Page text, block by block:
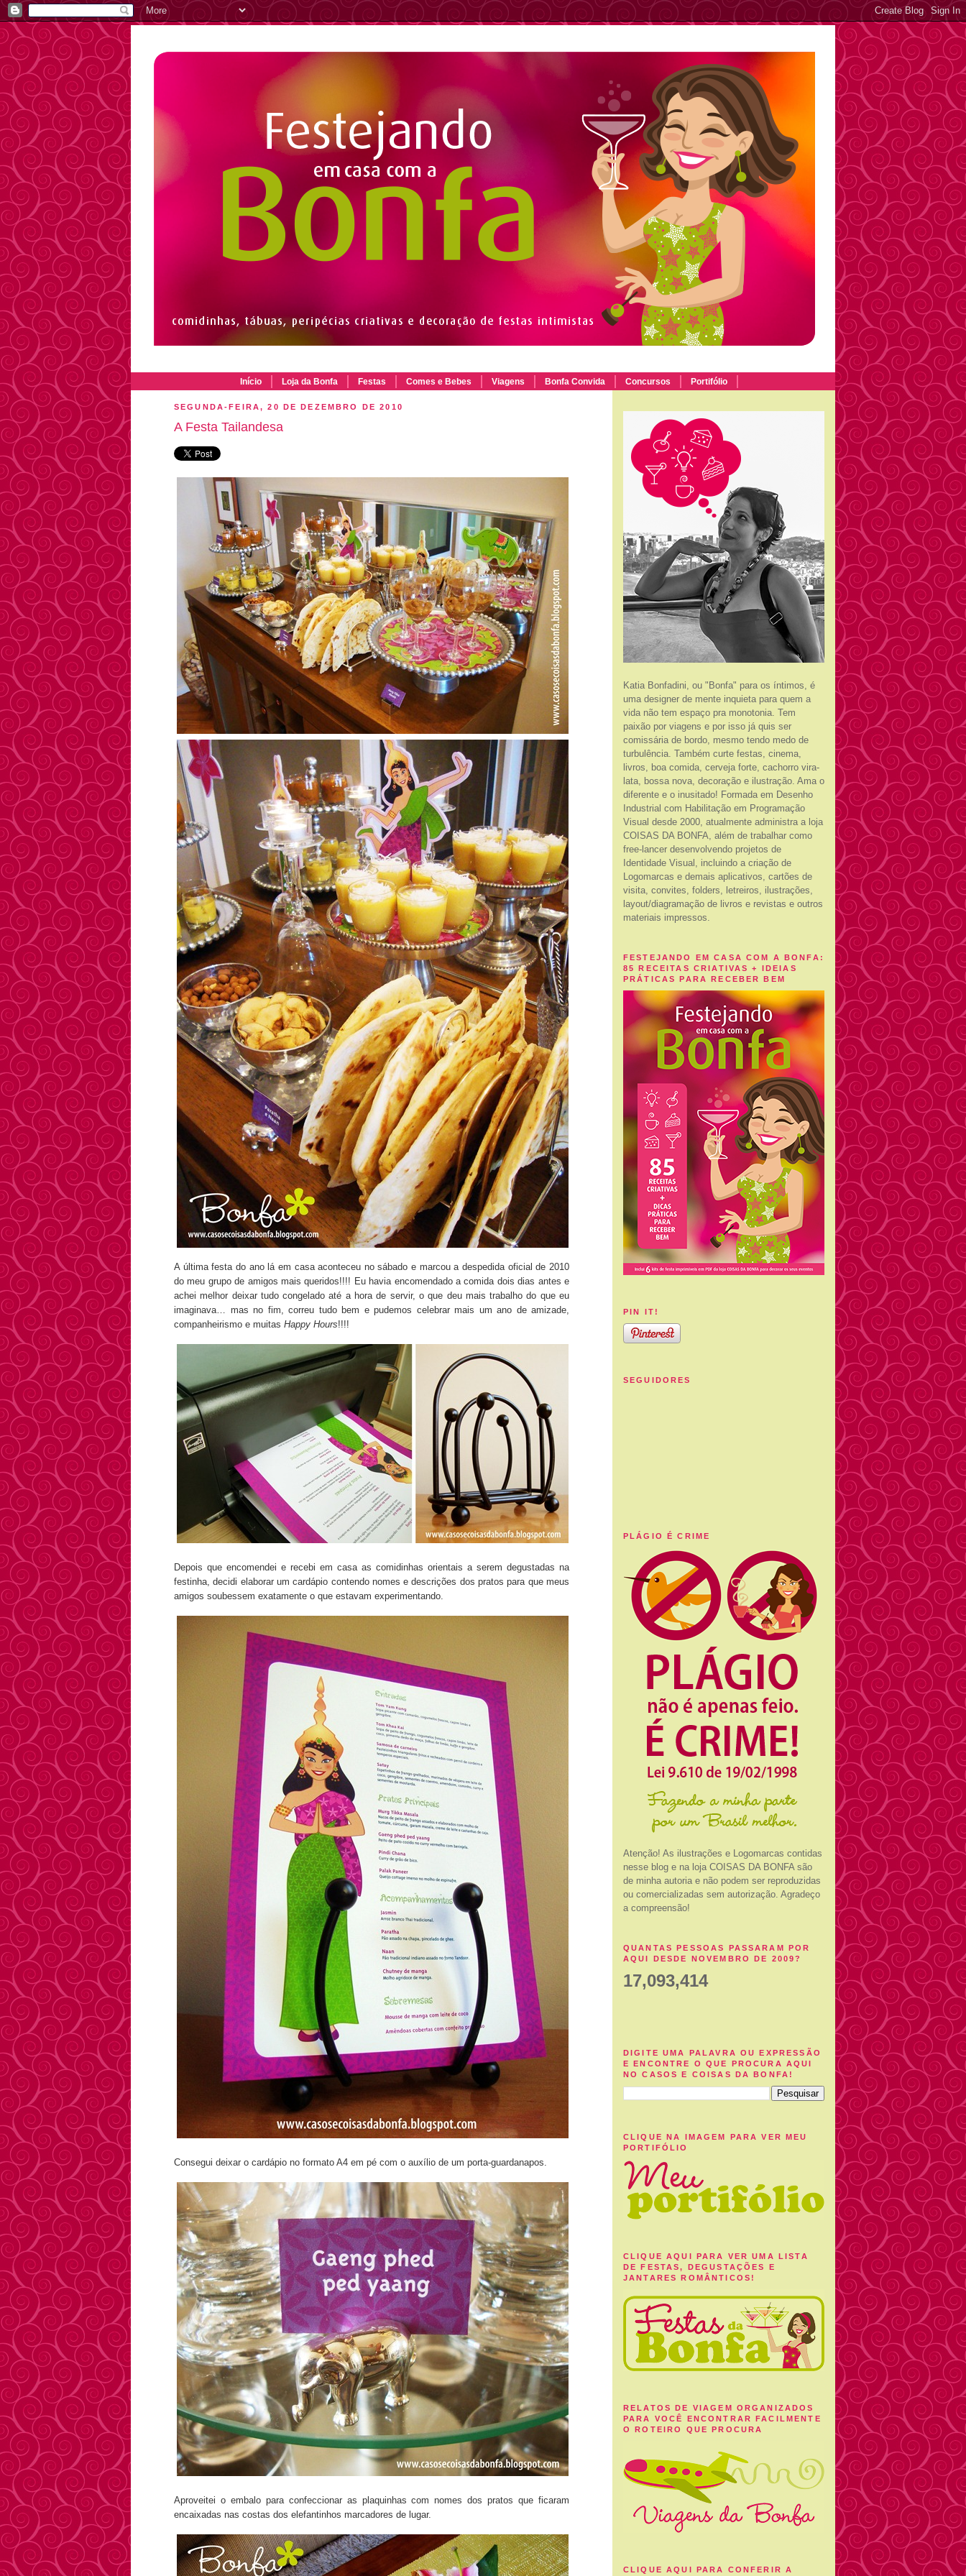
Início Loja da Bonfa Festas Comes e Bebes Viagens Bonfa Convida Concursos Portifólio
SEGUNDA-FEIRA, 20 DE DEZEMBRO DE 2010
A Festa Tailandesa
A última festa do ano lá em casa aconteceu no sábado e marcou a despedida oficial de 2010
do meu grupo de amigos mais queridos!!!! Eu havia encomendado a comida dois dias antes e
achei melhor deixar tudo congelado até a hora de servir, o que deu mais trabalho do que eu
imaginava… mas no fim, correu tudo bem e pudemos celebrar mais um ano de amizade,
companheirismo e muitas Happy Hours!!!!
Depois que encomendei e recebi em casa as comidinhas orientais a serem degustadas na
festinha, decidi elaborar um cardápio contendo nomes e descrições dos pratos para que meus
amigos soubessem exatamente o que estavam experimentando.
Consegui deixar o cardápio no formato A4 em pé com o auxílio de um porta-guardanapos.
Aproveitei o embalo para confeccionar as plaquinhas com nomes dos pratos que ficaram
encaixadas nas costas dos elefantinhos marcadores de lugar.
Katia Bonfadini, ou "Bonfa" para os íntimos, é
uma designer de mente inquieta para quem a
vida não tem espaço pra monotonia. Tem
paixão por viagens e por isso já quis ser
comissária de bordo, mesmo tendo medo de
turbulência. Também curte festas, cinema,
livros, boa comida, cerveja forte, cachorro vira-
lata, bossa nova, decoração e ilustração. Ama o
diferente e o inusitado! Formada em Desenho
Industrial com Habilitação em Programação
Visual desde 2000, atualmente administra a loja
COISAS DA BONFA, além de trabalhar como
free-lancer desenvolvendo projetos de
Identidade Visual, incluindo a criação de
Logomarcas e demais aplicativos, cartões de
visita, convites, folders, letreiros, ilustrações,
layout/diagramação de livros e revistas e outros
materiais impressos.
FESTEJANDO EM CASA COM A BONFA:
85 RECEITAS CRIATIVAS + IDEIAS
PRÁTICAS PARA RECEBER BEM
PIN IT!
SEGUIDORES
PLÁGIO É CRIME
Atenção! As ilustrações e Logomarcas contidas
nesse blog e na loja COISAS DA BONFA são
de minha autoria e não podem ser reproduzidas
ou comercializadas sem autorização. Agradeço
a compreensão!
QUANTAS PESSOAS PASSARAM POR
AQUI DESDE NOVEMBRO DE 2009?
17,093,414
DIGITE UMA PALAVRA OU EXPRESSÃO
E ENCONTRE O QUE PROCURA AQUI
NO CASOS E COISAS DA BONFA!
CLIQUE NA IMAGEM PARA VER MEU
PORTIFÓLIO
CLIQUE AQUI PARA VER UMA LISTA
DE FESTAS, DEGUSTAÇÕES E
JANTARES ROMÂNTICOS!
RELATOS DE VIAGEM ORGANIZADOS
PARA VOCÊ ENCONTRAR FACILMENTE
O ROTEIRO QUE PROCURA
CLIQUE AQUI PARA CONFERIR A